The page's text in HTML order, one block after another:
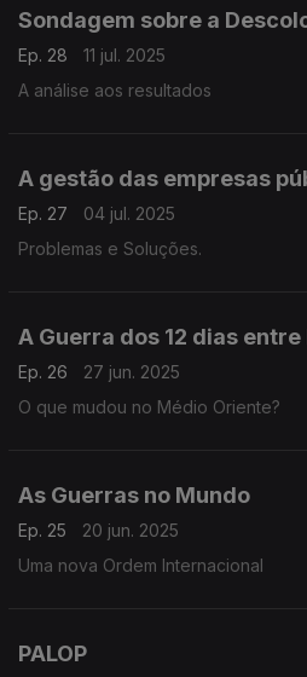
Sondagem sobre a
Ep. 28
11 jul. 2025
A análise aos resultados
A gestão das empresas
Ep. 27
04 jul. 2025
Problemas e Soluções.
A Guerra dos 12 dias
Ep. 26
27 jun. 2025
O que mudou no Médio Oriente?
As Guerras no Mundo
Ep. 25
20 jun. 2025
Uma nova Ordem Internacional
PALOP